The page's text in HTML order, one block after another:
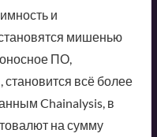
и
мишенью
ПО,
всё более
Chainalysis, в
на сумму